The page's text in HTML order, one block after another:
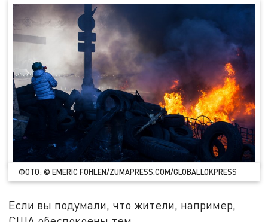
ФОТО: © EMERIC FOHLEN/ZUMAPRESS.COM/GLOBALLOKPRESS
Если вы подумали, что жители, например,